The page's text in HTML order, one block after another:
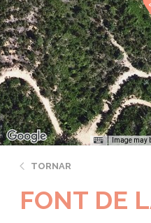
Image may
TORNAR
FONT DE